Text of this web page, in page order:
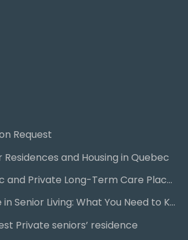
Request
Residences and Housing in Quebec
Steps for Public and Private Long-Term Care Placement
Signing a Lease in Senior Living: What You Need to Know
Private seniors’ residence